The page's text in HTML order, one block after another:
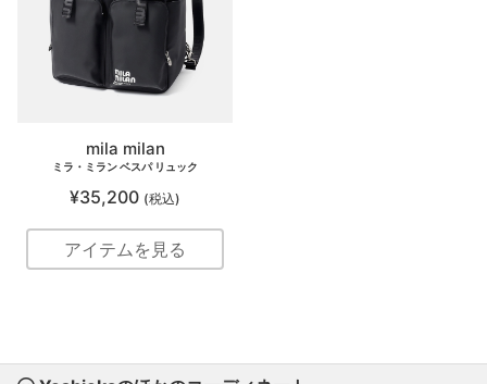
mila milan
ミラ・ミラン ベスパ リュック
¥35,200 (税込)
アイテムを見る